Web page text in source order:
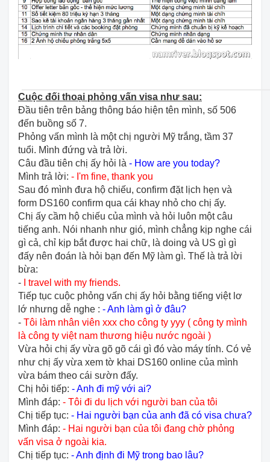
Cuộc đối thoại phỏng vấn visa như sau:
Đầu tiên trên bảng thông báo hiện tên mình, số 506
đến buồng số 7.
Phỏng vấn mình là một chị người Mỹ trắng, tầm 37
tuổi. Mình đứng và trả lời.
Câu đầu tiên chị ấy hỏi là - How are you today?
Mình trả lời: - I'm fine, thank you
Sau đó mình đưa hộ chiếu, confirm đặt lịch hẹn và
form DS160 confirm qua cái khay nhỏ cho chị ấy.
Chị ấy cầm hộ chiếu của mình và hỏi luôn một câu
tiếng anh. Nói nhanh như gió, mình chẳng kịp nghe cái
gì cả, chỉ kịp bắt được hai chữ, là doing và US gì gì
đấy nên đoán là hỏi bạn đến Mỹ làm gì. Thế là trả lời
bừa:
-
I travel with my friends.
Tiếp tục cuộc phỏng vấn chị ấy hỏi bằng tiếng việt lơ
lớ nhưng dễ nghe : - Anh làm gì ở đâu?
- Tôi làm nhân viên xxx cho công ty yyy ( công ty mình
là công ty việt nam thương hiệu nước ngoài )
Vừa hỏi chị ấy vừa gõ gõ cái gì đó vào máy tính. Có vẻ
như chị ấy vừa xem tờ khai DS160 online của mình
vừa bám theo cái sườn đấy.
Chị hỏi tiếp: - Anh đi mỹ với ai?
Mình đáp: - Tôi đi du lịch với người ban của tôi
Chị tiếp tục: - Hai người bạn của anh đã có visa chưa?
Mình đáp: - Hai người bạn của tôi đang chờ phỏng
vấn visa ở ngoài kia.
Chị tiếp tục: - Anh định đi Mỹ trong bao lâu?